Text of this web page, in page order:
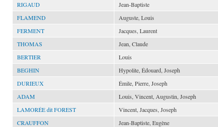
RIGAUD
Jean-Baptiste
FLAMEND
Auguste, Louis
FERMENT
Jacques, Laurent
THOMAS
Jean, Claude
BERTIER
Louis
BEGHIN
Hypolite, Édouard, Joseph
DURIEUX
Émile, Pierre, Joseph
ADAM
Louis, Vincent, Augustin, Joseph
LAMORÉE dit FOREST
Vincent, Jacques, Joseph
CRAUFFON
Jean-Baptiste, Eugène